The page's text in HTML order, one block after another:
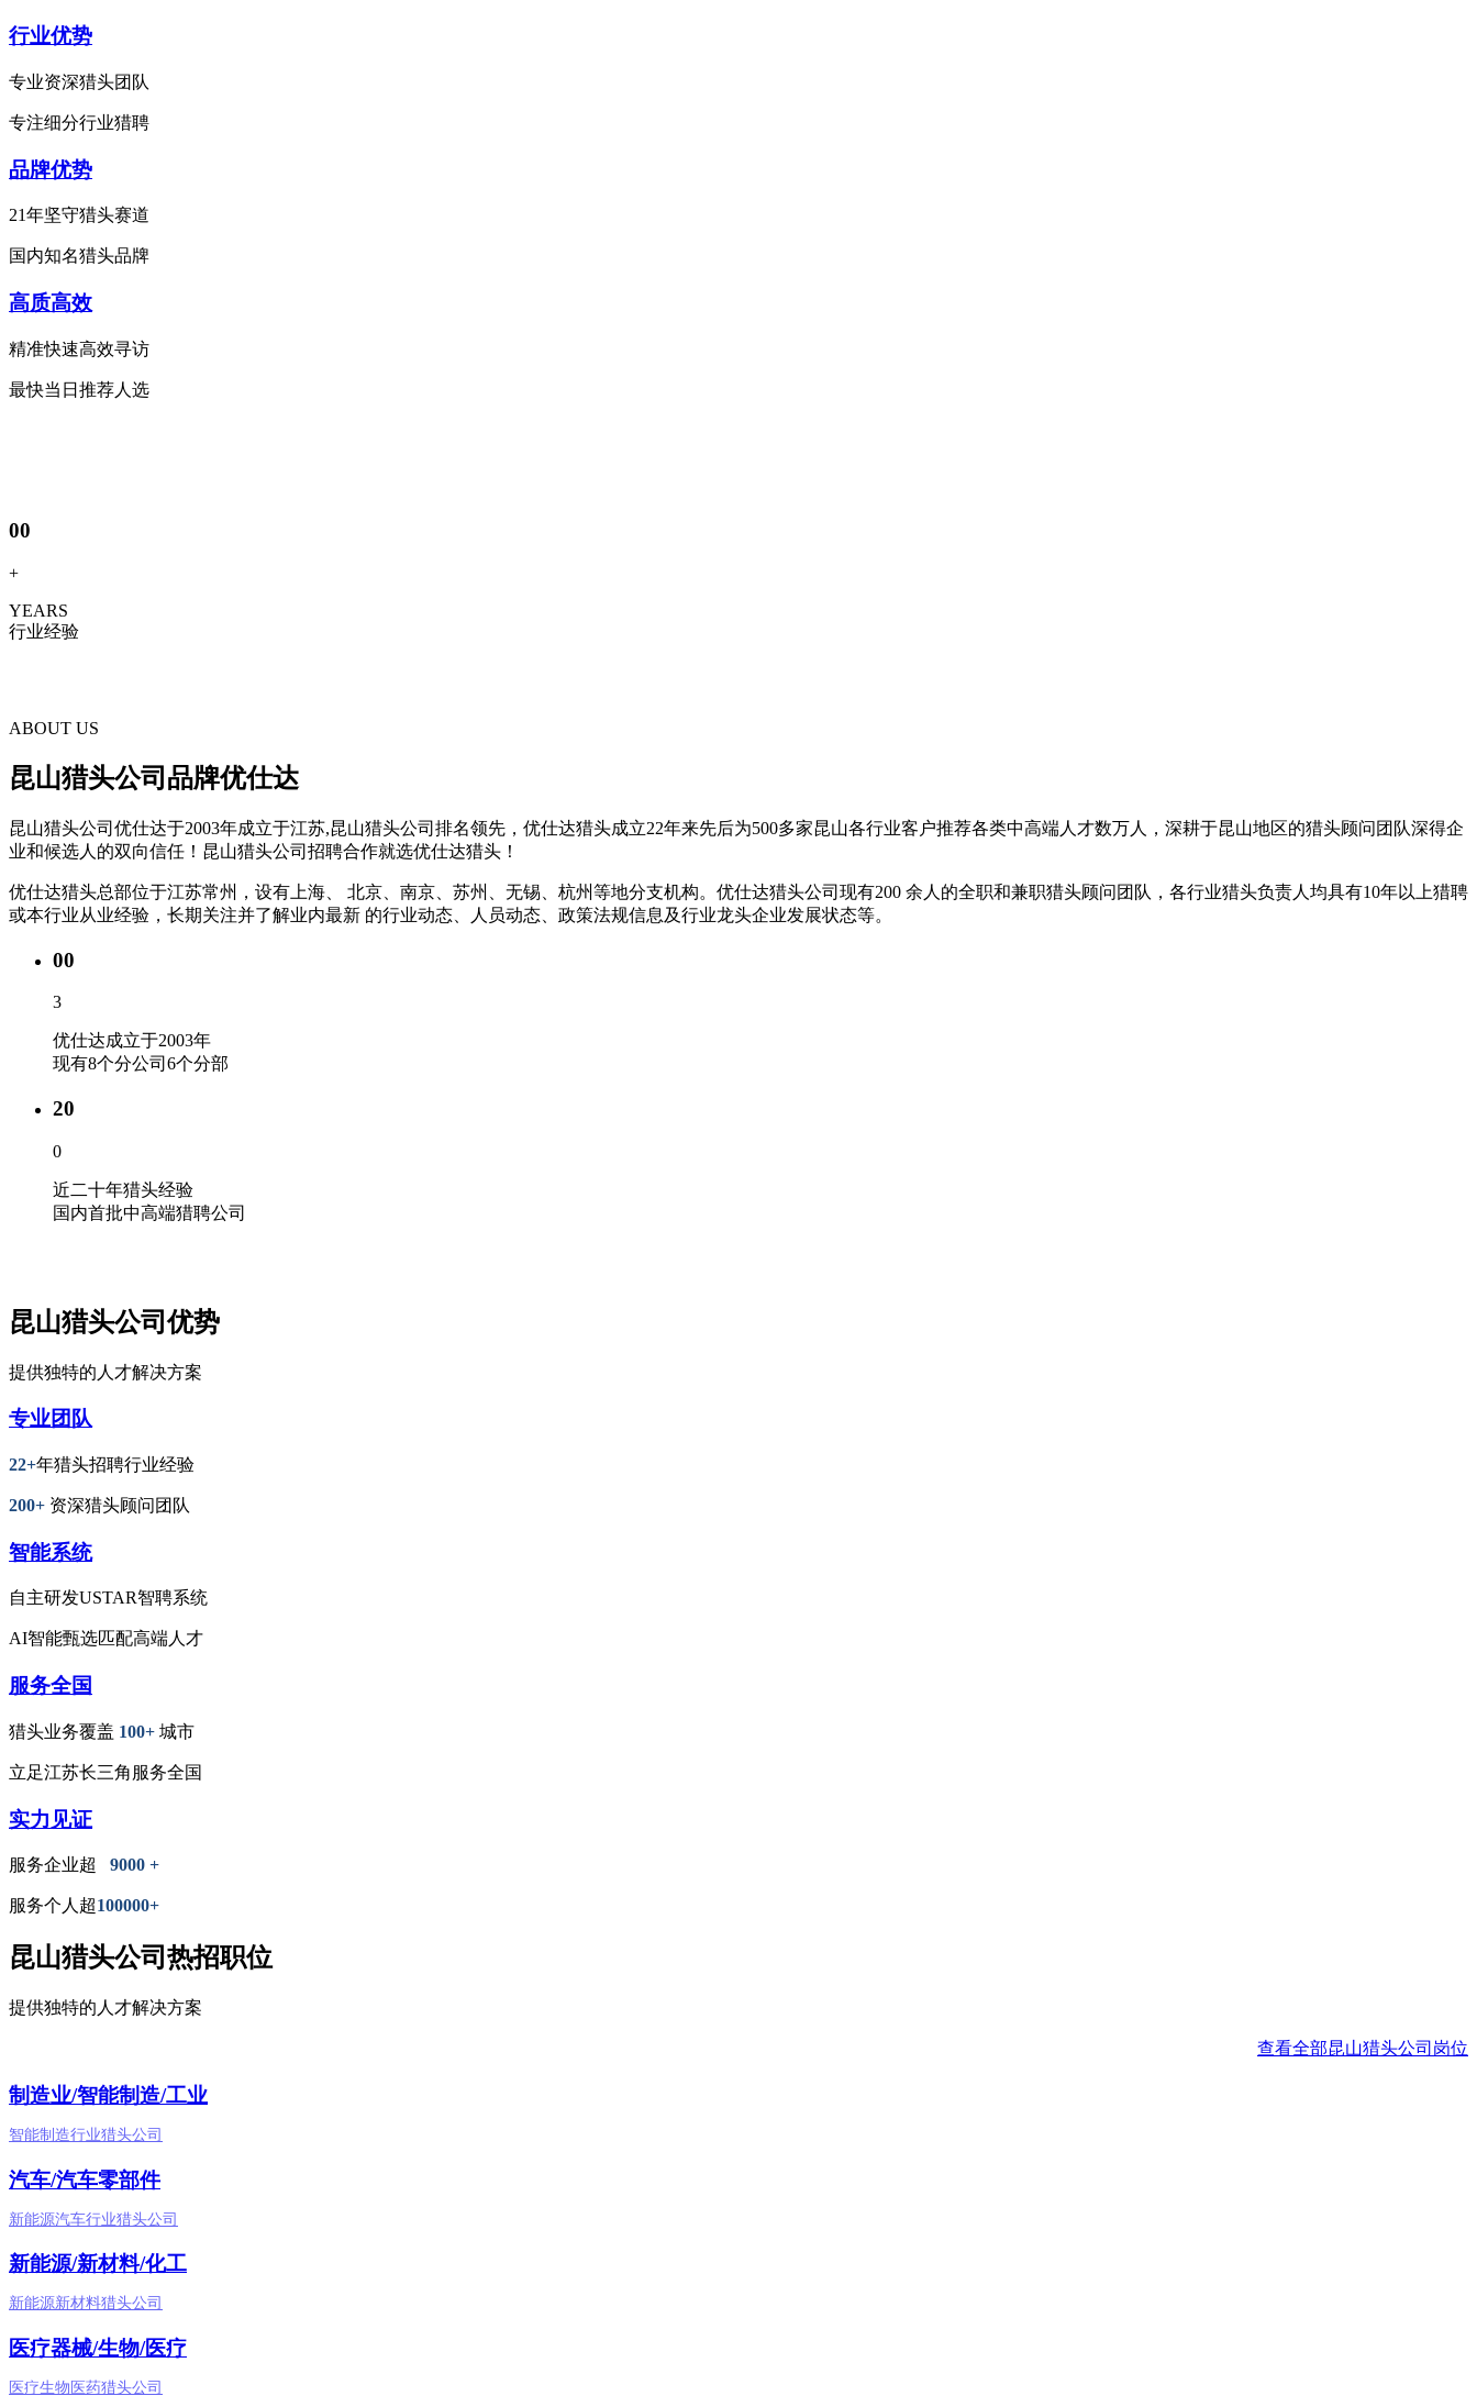
行业优势
专业资深猎头团队
专注细分行业猎聘
品牌优势
21年坚守猎头赛道
国内知名猎头品牌
高质高效
精准快速高效寻访
最快当日推荐人选
00
+
YEARS
行业经验
ABOUT US
昆山猎头公司品牌优仕达
昆山猎头公司优仕达于2003年成立于江苏,昆山猎头公司排名领先，优仕达猎头成立22年来先后为500多家昆山各行业客户推荐各类中高端人才数万人，深耕于昆山地区的猎头顾问团队深得企
业和候选人的双向信任！昆山猎头公司招聘合作就选优仕达猎头！
优仕达猎头总部位于江苏常州，设有上海、 北京、南京、苏州、无锡、杭州等地分支机构。优仕达猎头公司现有200 余人的全职和兼职猎头顾问团队，各行业猎头负责人均具有10年以上猎聘
或本行业从业经验，长期关注并了解业内最新 的行业动态、人员动态、政策法规信息及行业龙头企业发展状态等。
00
3
优仕达成立于2003年
现有8个分公司6个分部
20
0
近二十年猎头经验
国内首批中高端猎聘公司
昆山猎头公司优势
提供独特的人才解决方案
专业团队
22+年猎头招聘行业经验
200+ 资深猎头顾问团队
智能系统
自主研发USTAR智聘系统
AI智能甄选匹配高端人才
服务全国
猎头业务覆盖 100+ 城市
立足江苏长三角服务全国
实力见证
服务企业超 9000 +
服务个人超100000+
昆山猎头公司热招职位
提供独特的人才解决方案
查看全部昆山猎头公司岗位
制造业/智能制造/工业
智能制造行业猎头公司
汽车/汽车零部件
新能源汽车行业猎头公司
新能源/新材料/化工
新能源新材料猎头公司
医疗器械/生物/医疗
医疗生物医药猎头公司